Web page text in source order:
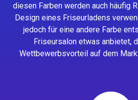
diesen Farben werden auch häufig
Design eines Friseurladens
jedoch für eine andere Farbe
Friseursalon etwas anbietet,
Wettbewerbsvorteil auf dem